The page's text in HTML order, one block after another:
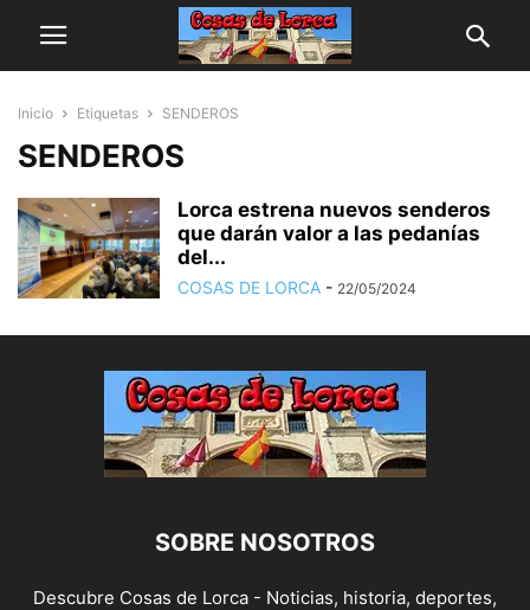
Inicio Etiquetas SENDEROS
SENDEROS
Lorca estrena nuevos senderos
que darán valor a las pedanías
del...
COSAS DE LORCA - 22/05/2024
SOBRE NOSOTROS
Descubre Cosas de Lorca - Noticias, historia, deportes,